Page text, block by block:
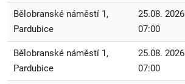
Bělobranské náměstí 1,
Pardubice
25.08. 2026
07:00
Bělobranské náměstí 1,
Pardubice
25.08. 2026
07:00